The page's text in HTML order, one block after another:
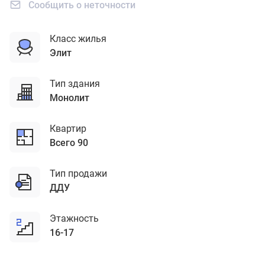
Сообщить о неточности
Класс жилья
элит
Тип здания
монолит
Квартир
Всего 90
Тип продажи
ДДУ
Этажность
16-17